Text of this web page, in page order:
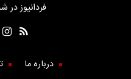
فردانیوز در
درباره ما